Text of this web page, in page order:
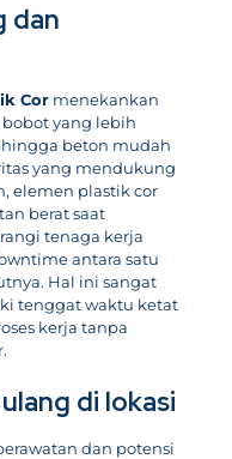
dan
Cor menekankan
yang lebih
beton mudah
yang mendukung
elemen plastik cor
berat saat
tenaga kerja
antara satu
Hal ini sangat
tenggat waktu ketat
kerja tanpa
di lokasi
dan potensi